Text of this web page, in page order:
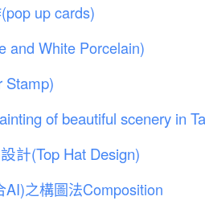
up cards)
and White Porcelain)
Stamp)
of beautiful scenery in
計(Top Hat Design)
AI)之構圖法Composition